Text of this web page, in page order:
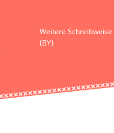
Weitere Schreibweise
(BY)